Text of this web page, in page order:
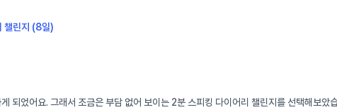
챌린지 (8일)
되었어요. 그래서 조금은 부담 없어 보이는 2분 스피킹 다이어리 챌린지를 선택해보았